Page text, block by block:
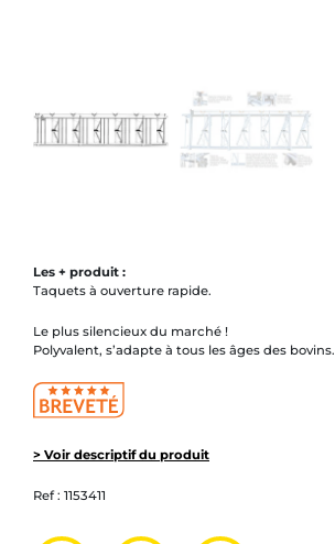
Les + produit :
Taquets à ouverture rapide.
Le plus silencieux du marché !
Polyvalent, s’adapte à tous les âges des bovins.
> Voir descriptif du produit
Ref : 1153411